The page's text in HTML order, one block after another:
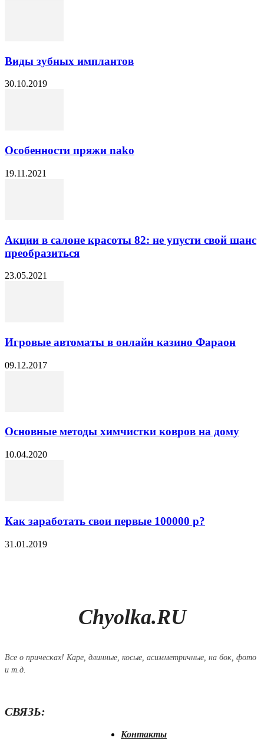
Виды зубных имплантов
30.10.2019
Особенности пряжи nako
19.11.2021
Акции в салоне красоты 82: не упусти свой шанс
преобразиться
23.05.2021
Игровые автоматы в онлайн казино Фараон
09.12.2017
Основные методы химчистки ковров на дому
10.04.2020
Как заработать свои первые 100000 р?
31.01.2019
Chyolka.RU
Все о прическах! Каре, длинные, косые, асимметричные, на бок, фото
и т.д.
СВЯЗЬ:
Контакты